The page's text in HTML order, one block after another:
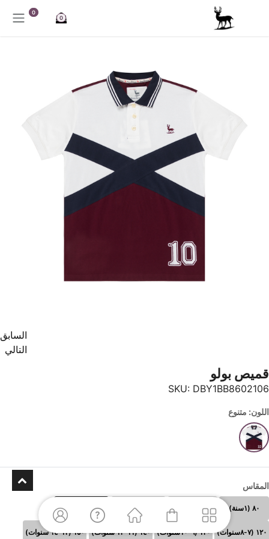
تخطي للذهاب إلى المحتوى
0
0
السابق
التالي
قميص بولو
SKU: DBY1BB8602106
اللون: متنوع
المقاس
٨٠ (١سنة) ٩٠(٢ سنوات) ١١٠ (٥-٦سنوات)
١٢٠ (٧-٨سنوات) ١٣٠ (٩-١٠سنوات) ١٤٠ (١١-١٢ سنوات) ١٥٠ (١٣-١٤ سنوات)